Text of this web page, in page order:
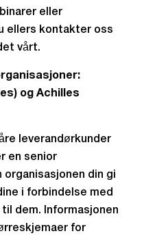
eller
ellers kontakter oss
vårt.
og Achilles
leverandørkunder
en senior
din gi
i forbindelse med
dem. Informasjonen
for